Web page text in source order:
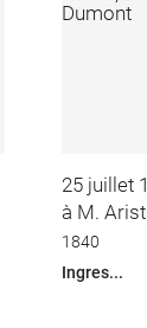
25 juillet
à M.
1840
Ingres...